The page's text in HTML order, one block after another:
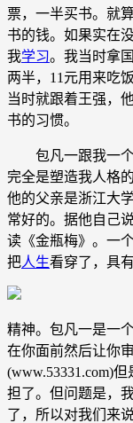
票，一半买书。就
书的钱。如果实在
我学习。我当时拿
两半，11元用来吃
当时就跟着王强，
书的习惯。
包凡一跟我一个
完全是塑造我人格
他的父亲是浙江大
常好的。据他自己
读《金瓶梅》。一
把人生看穿了，具
精神。包凡一是一
在你面前然后让你
(www.53331.com)
担了。但问题是，
了，所以对我们来